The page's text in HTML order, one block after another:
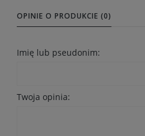
OPINIE O PRODUKCIE (0)
Imię lub pseudonim:
Twoja opinia: